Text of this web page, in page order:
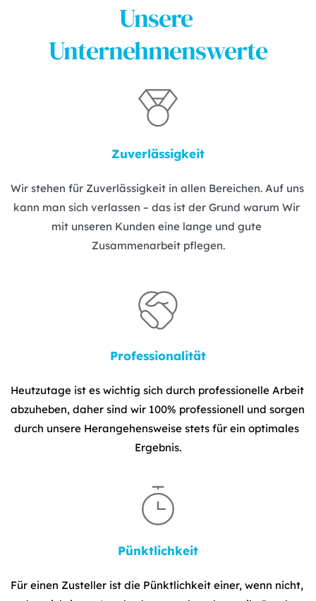
Unsere
Unternehmenswerte
Zuverlässigkeit
Wir stehen für Zuverlässigkeit in allen Bereichen. Auf uns
kann man sich verlassen – das ist der Grund warum Wir
mit unseren Kunden eine lange und gute
Zusammenarbeit pflegen.
Professionalität
Heutzutage ist es wichtig sich durch professionelle Arbeit
abzuheben, daher sind wir 100% professionell und sorgen
durch unsere Herangehensweise stets für ein optimales
Ergebnis.
Pünktlichkeit
Für einen Zusteller ist die Pünktlichkeit einer, wenn nicht,